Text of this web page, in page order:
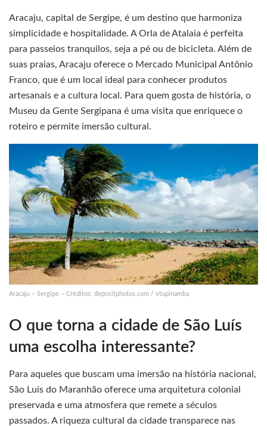
Aracaju, capital de Sergipe, é um destino que harmoniza
simplicidade e hospitalidade. A Orla de Atalaia é perfeita
para passeios tranquilos, seja a pé ou de bicicleta. Além de
suas praias, Aracaju oferece o Mercado Municipal Antônio
Franco, que é um local ideal para conhecer produtos
artesanais e a cultura local. Para quem gosta de história, o
Museu da Gente Sergipana é uma visita que enriquece o
roteiro e permite imersão cultural.
Aracaju – Sergipe – Créditos: depositphotos.com / vtupinamba
O que torna a cidade de São Luís
uma escolha interessante?
Para aqueles que buscam uma imersão na história nacional,
São Luís do Maranhão oferece uma arquitetura colonial
preservada e uma atmosfera que remete a séculos
passados. A riqueza cultural da cidade transparece nas